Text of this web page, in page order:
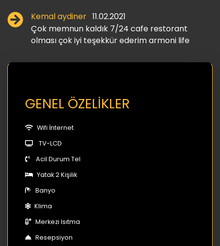
Kemal aydiner 11.02.2021
Çok memnun kaldık 7/24 cafe restorant
olması çok iyi teşekkür ederim armoni life
GENEL ÖZELİKLER
Wifi İnternet
TV-LCD
Acil Durum Tel
Yatak 2 Kişilik
Banyo
Klima
Merkezi Isıtma
Resepsiyon